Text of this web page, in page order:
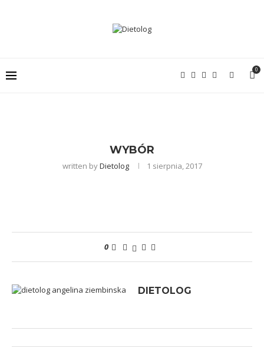
0
WYBÓR
written byDietolog 1 sierpnia, 2017
0
DIETOLOG